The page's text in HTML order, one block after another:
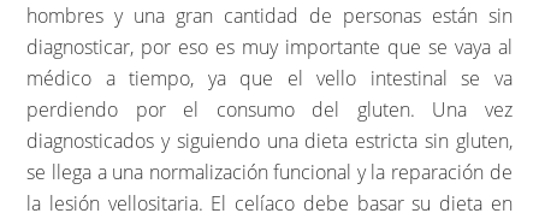
hombres y una gran cantidad de personas están sin
diagnosticar, por eso es muy importante que se vaya al
médico a tiempo, ya que el vello intestinal se va
perdiendo por el consumo del gluten. Una vez
diagnosticados y siguiendo una dieta estricta sin gluten,
se llega a una normalización funcional y la reparación de
la lesión vellositaria. El celíaco debe basar su dieta en